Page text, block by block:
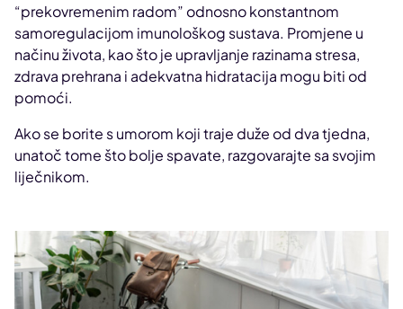
“prekovremenim radom” odnosno konstantnom
samoregulacijom imunološkog sustava. Promjene u
načinu života, kao što je upravljanje razinama stresa,
zdrava prehrana i adekvatna hidratacija mogu biti od
pomoći.
Ako se borite s umorom koji traje duže od dva tjedna,
unatoč tome što bolje spavate, razgovarajte sa svojim
liječnikom.